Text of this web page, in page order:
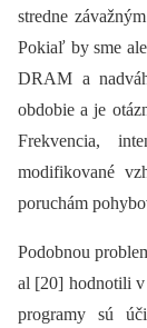
stredne
Pokiaľ by sme
DRAM a
obdobie a je
Frekvencia,
modifikované
poruchám
Podobnou
al [20] hodnotili v
programy sú